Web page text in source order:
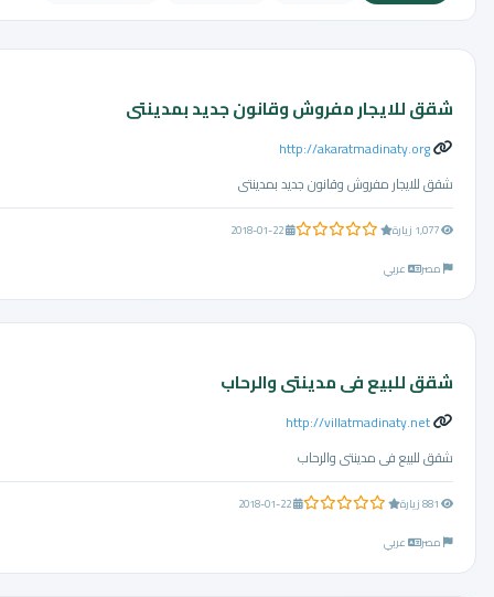
شقق للايجار مفروش وقانون جديد بمدينتى
http://akaratmadinaty.org
شقق للايجار مفروش وقانون جديد بمدينتى
0.0 من 5 نجوم
2018-01-22
مصر
عربي
شقق للبيع فى مدينتى والرحاب
http://villatmadinaty.net
شقق للبيع فى مدينتى والرحاب
0.0 من 5 نجوم
2018-01-22
مصر
عربي